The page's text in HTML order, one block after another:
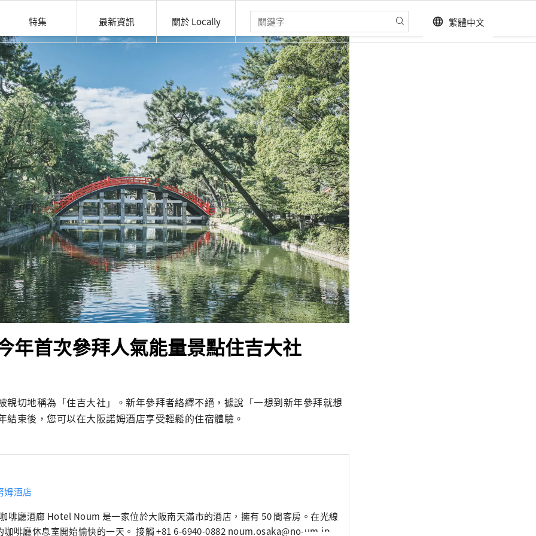
特集 最新資訊 關於 Locally language 繁體中文
年首次參拜人氣能量景點住吉大社
親切地稱為「住吉大社」。新年參拜者絡繹不絕，據說「一想到新年參拜就想
結束後，您可以在大阪諾姆酒店享受輕鬆的住宿體驗。
姆酒店
啡廳酒廊 Hotel Noum 是一家位於大阪南天滿市的酒店，擁有 50 間客房。在光線
明亮的咖啡廳休息室開始愉快的一天。 接觸 +81 6-6940-0882 noum.osaka@no-um.jp